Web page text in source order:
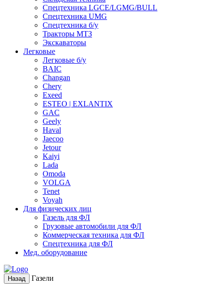
Спецтехника LGCE/LGMG/BULL
Спецтехника UMG
Спецтехника б/у
Тракторы МТЗ
Экскаваторы
Легковые
Легковые б/у
BAIC
Changan
Chery
Exeed
ESTEO | EXLANTIX
GAC
Geely
Haval
Jaecoo
Jetour
Kaiyi
Lada
Omoda
VOLGA
Tenet
Voyah
Для физических лиц
Газель для ФЛ
Грузовые автомобили для ФЛ
Коммерческая техника для ФЛ
Спецтехника для ФЛ
Мед. оборудование
Назад Газели